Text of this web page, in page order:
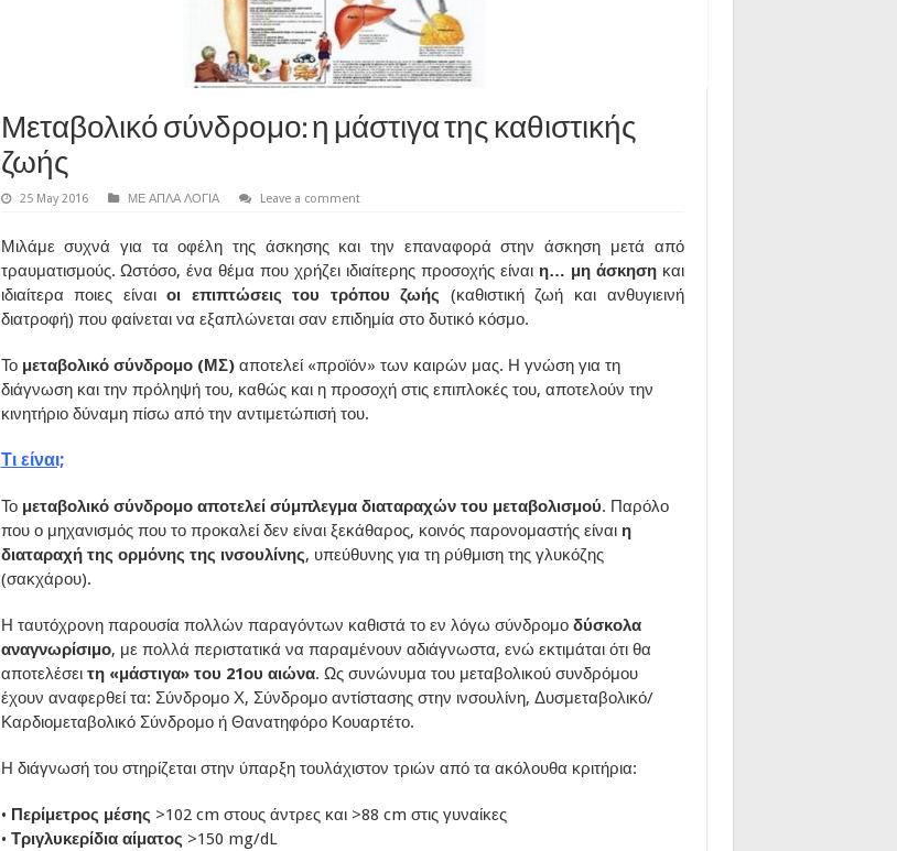
Μεταβολικό σύνδρομο: η μάστιγα της καθιστικής
ζωής
25 May 2016 ΜΕ ΑΠΛΑ ΛΟΓΙΑ Leave a comment
Μιλάμε συχνά για τα οφέλη της άσκησης και την επαναφορά στην άσκηση μετά από
τραυματισμούς. Ωστόσο, ένα θέμα που χρήζει ιδιαίτερης προσοχής είναιη… μη άσκησηκαι
ιδιαίτερα ποιες είναιοι επιπτώσεις του τρόπου ζωής (καθιστική ζωή και ανθυγιεινή
διατροφή) που φαίνεται να εξαπλώνεται σαν επιδημία στο δυτικό κόσμο.
Το μεταβολικό σύνδρομο (ΜΣ) αποτελεί «προϊόν» των καιρών μας. Η γνώση για τη
διάγνωση και την πρόληψή του, καθώς και η προσοχή στις επιπλοκές του, αποτελούν την
κινητήριο δύναμη πίσω από την αντιμετώπισή του.
Τι είναι;
Τομεταβολικό σύνδρομο αποτελεί σύμπλεγμα διαταραχών του μεταβολισμού. Παρόλο
που ο μηχανισμός που το προκαλεί δεν είναι ξεκάθαρος, κοινός παρονομαστής είναι η
διαταραχή της ορμόνης της ινσουλίνης, υπεύθυνης για τη ρύθμιση της γλυκόζης
(σακχάρου).
Η ταυτόχρονη παρουσία πολλών παραγόντων καθιστά το εν λόγω σύνδρομο δύσκολα
αναγνωρίσιμο, με πολλά περιστατικά να παραμένουν αδιάγνωστα, ενώ εκτιμάται ότι θα
αποτελέσει τη «μάστιγα» του 21ου αιώνα. Ως συνώνυμα του μεταβολικού συνδρόμου
έχουν αναφερθεί τα: Σύνδρομο Χ, Σύνδρομο αντίστασης στην ινσουλίνη, Δυσμεταβολικό/
Καρδιομεταβολικό Σύνδρομο ή Θανατηφόρο Κουαρτέτο.
Η διάγνωσή του στηρίζεται στην ύπαρξη τουλάχιστον τριών από τα ακόλουθα κριτήρια:
• Περίμετρος μέσης >102 cm στους άντρες και >88 cm στις γυναίκες
• Τριγλυκερίδια αίματος >150 mg/dL